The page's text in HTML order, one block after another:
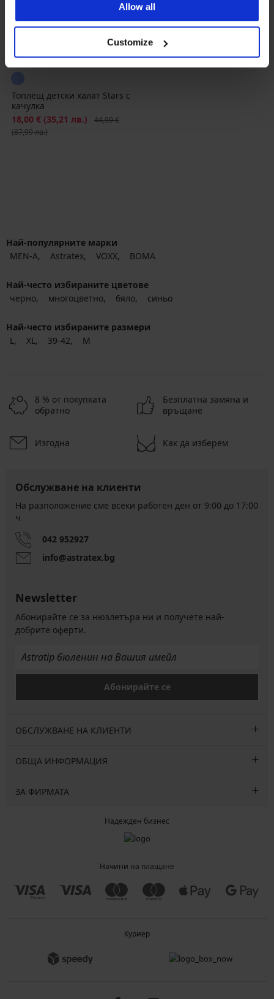
Allow all
Customize
Разпродажба -60%
Топлещ детски халат Stars с
качулка
Намаление
18,00 € (35,21 лв.) Първоначална цена
44,99 €
(87,99 лв.)
Най-популярните марки
MEN-A
Astratex VOXX BOMA
Най-често избираните цветове
черно
многоцветно бяло синьо
Най-често избираните размери
L
XL 39-42 M
8 % от покупката
обратно
Безплатна замяна и
връщане
Изгодна Как да изберем
Обслужване на клиенти
На разположение сме всеки работен ден от 9:00 до 17:00
ч
042 952927
info@astratex.bg
Newsletter
Абонирайте се за нюзлетъра ни и получете най-
добрите оферти.
Абонирайте се
ОБСЛУЖВАНЕ НА КЛИЕНТИ
ОБЩА ИНФОРМАЦИЯ
ЗА ФИРМАТА
Надежден бизнес
Начини на плащане
Куриер